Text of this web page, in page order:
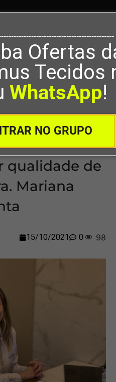
Ofertas
Tecidos
WhatsApp!
NO GRUPO
com a saúde para ter
Dra. Mariana Marassi
com a
qualidade de
Mariana
15/10/2021 0 98